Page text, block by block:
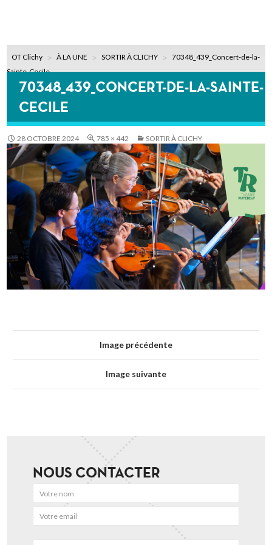
OT Clichy À LA UNE SORTIR À CLICHY
70348_439_Concert-de-la-
Sainte-Cecile
70348_439_CONCERT-DE-LA-SAINTE-
CECILE
28 OCTOBRE 2024 785 × 442 SORTIR À CLICHY
Image précédente
Image suivante
NOUS CONTACTER